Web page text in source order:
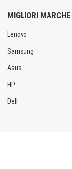
MIGLIORI MARCHE
Lenovo
Samsung
Asus
HP
Dell